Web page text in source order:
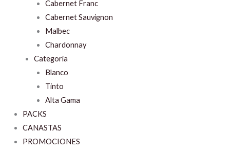
Cabernet Franc
Cabernet Sauvignon
Malbec
Chardonnay
Categoría
Blanco
Tinto
Alta Gama
PACKS
CANASTAS
PROMOCIONES